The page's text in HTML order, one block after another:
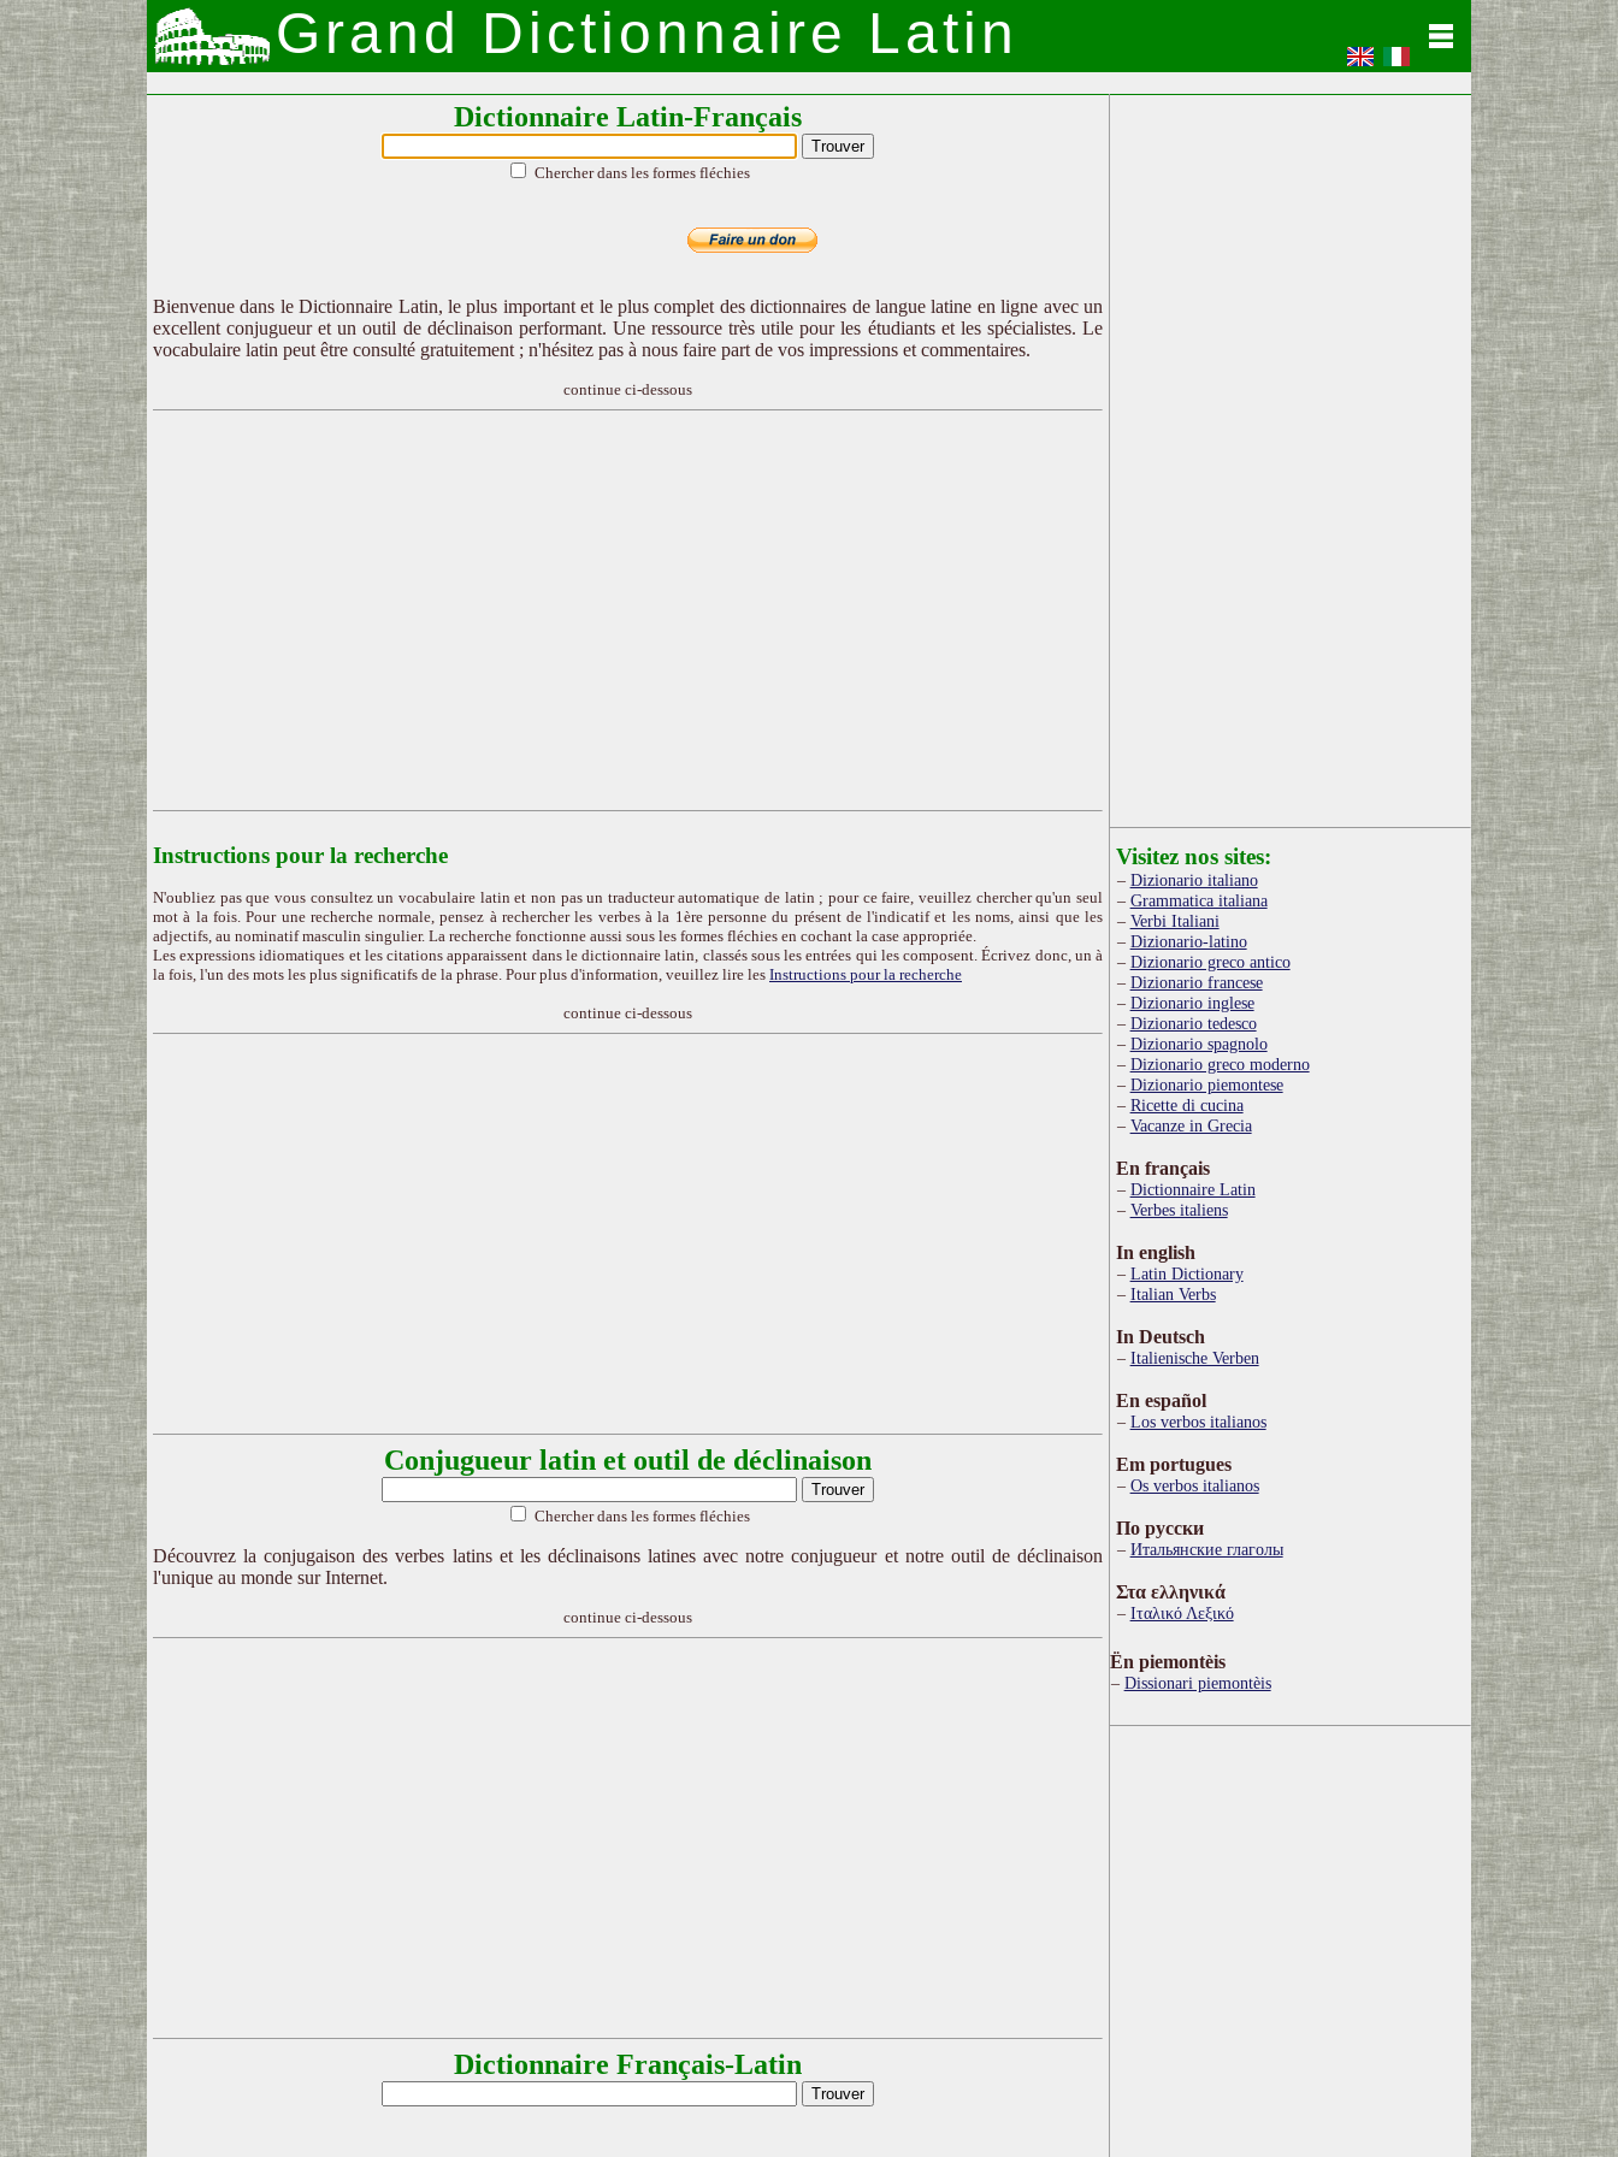
Grand Dictionnaire Latin
Dictionnaire Latin-Français
Chercher dans les formes fléchies
Bienvenue dans le Dictionnaire Latin, le plus important et le plus complet des dictionnaires de langue latine en ligne avec un
excellent conjugueur et un outil de déclinaison performant. Une ressource très utile pour les étudiants et les spécialistes. Le
vocabulaire latin peut être consulté gratuitement ; n'hésitez pas à nous faire part de vos impressions et commentaires.
continue ci-dessous
Instructions pour la recherche
N'oubliez pas que vous consultez un vocabulaire latin et non pas un traducteur automatique de latin ; pour ce faire, veuillez chercher qu'un seul
mot à la fois. Pour une recherche normale, pensez à rechercher les verbes à la 1ère personne du présent de l'indicatif et les noms, ainsi que les
adjectifs, au nominatif masculin singulier. La recherche fonctionne aussi sous les formes fléchies en cochant la case appropriée.
Les expressions idiomatiques et les citations apparaissent dans le dictionnaire latin, classés sous les entrées qui les composent. Écrivez donc, un à
la fois, l'un des mots les plus significatifs de la phrase. Pour plus d'information, veuillez lire les Instructions pour la recherche
continue ci-dessous
Conjugueur latin et outil de déclinaison
Chercher dans les formes fléchies
Découvrez la conjugaison des verbes latins et les déclinaisons latines avec notre conjugueur et notre outil de déclinaison
l'unique au monde sur Internet.
continue ci-dessous
Dictionnaire Français-Latin
Visitez nos sites:
Dizionario italiano
Grammatica italiana
Verbi Italiani
Dizionario-latino
Dizionario greco antico
Dizionario francese
Dizionario inglese
Dizionario tedesco
Dizionario spagnolo
Dizionario greco moderno
Dizionario piemontese
Ricette di cucina
Vacanze in Grecia
En français
Dictionnaire Latin
Verbes italiens
In english
Latin Dictionary
Italian Verbs
In Deutsch
Italienische Verben
En español
Los verbos italianos
Em portugues
Os verbos italianos
По русски
Итальянские глаголы
Στα ελληνικά
Ιταλικό Λεξικό
Ën piemontèis
Dissionari piemontèis